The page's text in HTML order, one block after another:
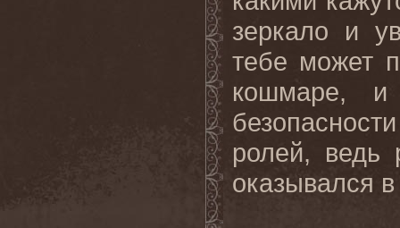
зеркало и
тебе может
кошмаре,
ролей,
оказывался